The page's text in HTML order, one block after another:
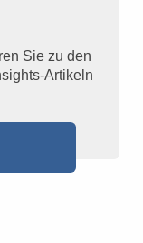
Sie zu den
Artikeln